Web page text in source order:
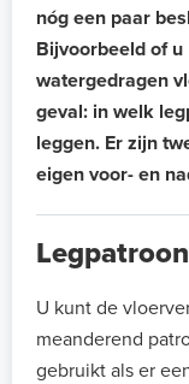
nóg een paar
Bijvoorbeeld of
watergedragen
geval: in welk
leggen. Er zijn
eigen voor- en
U kunt de
meanderend
gebruikt als er